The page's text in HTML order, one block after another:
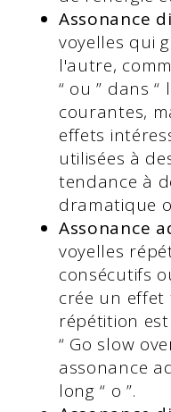
Assonance
voyelles qui
l'autre,
“ ou ” dans
courantes,
effets
utilisées à
tendance à
dramatique
Assonance
voyelles
consécutifs
crée un
répétition
“ Go slow
assonance
long “ o ”.